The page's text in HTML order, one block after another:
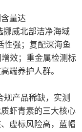
量达
挪威北部洁净海域
性强；复配深海鱼
效；重金属检测标
端养护人群。
规产品稀缺，实测
虾青素的三大核心
虚标风险高，蓝帽